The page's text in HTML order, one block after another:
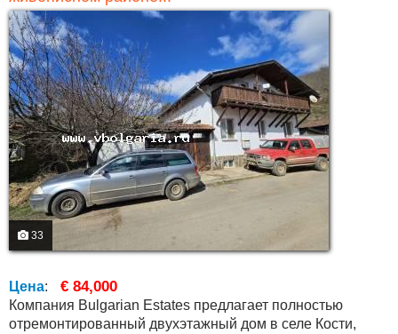
33
Цена: € 84,000
Компания Bulgarian Estates предлагает полностью
отремонтированный двухэтажный дом в селе Кости,